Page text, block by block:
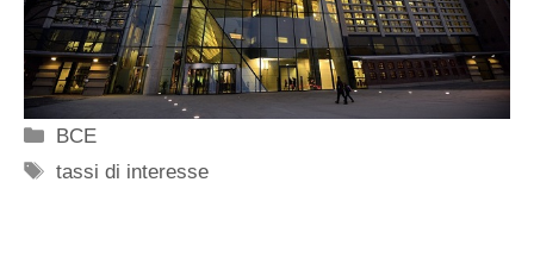
Categorie
BCE
Tag
tassi di interesse